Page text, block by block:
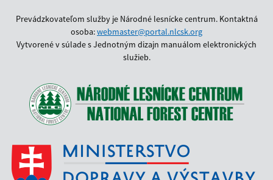
Prevádzkovateľom služby je Národné lesnícke centrum. Kontaktná
osoba:webmaster@portal.nlcsk.org
Vytvorené v súlade s Jednotným dizajn manuálom elektronických
služieb.